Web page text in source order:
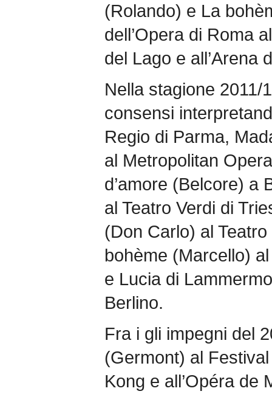
(Rolando) e La
dell’Opera di Roma
del Lago e all’Arena
Nella stagione 2011/
consensi
Regio di Parma,
al Metropolitan
d’amore (Belcore) a
al Teatro Verdi di
(Don Carlo) al
bohème (Marcello)
e Lucia di
Berlino.
Fra i gli impegni del
(Germont) al
Kong e all’Opéra de